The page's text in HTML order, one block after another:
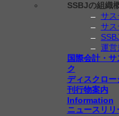
SSBJの組織
サス
サス
運営
国際会計・
ク
ディスクロー
刊行物案内
Information
ニュースリリ